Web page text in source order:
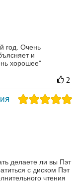
год. Очень
и
хорошее"
2
делаете ли вы Пэт
с диском Пэт
чтения